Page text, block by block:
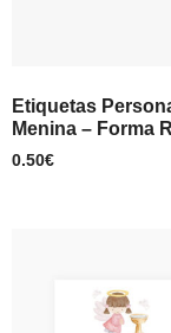
Etiquetas
Menina – Forma
0.50€